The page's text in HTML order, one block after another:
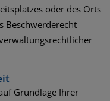
oder des Orts
Beschwerderecht
Grundlage Ihrer